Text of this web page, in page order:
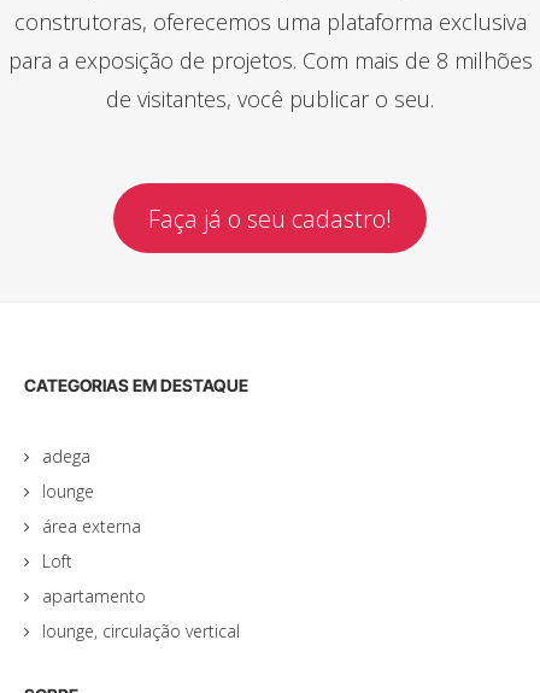
construtoras, oferecemos uma plataforma exclusiva
para a exposição de projetos. Com mais de 8 milhões
de visitantes, você publicar o seu.
Faça já o seu cadastro!
CATEGORIAS EM DESTAQUE
adega
lounge
área externa
Loft
apartamento
lounge, circulação vertical